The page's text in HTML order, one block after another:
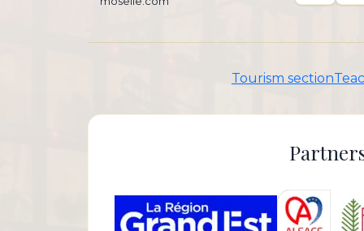
Tourism section